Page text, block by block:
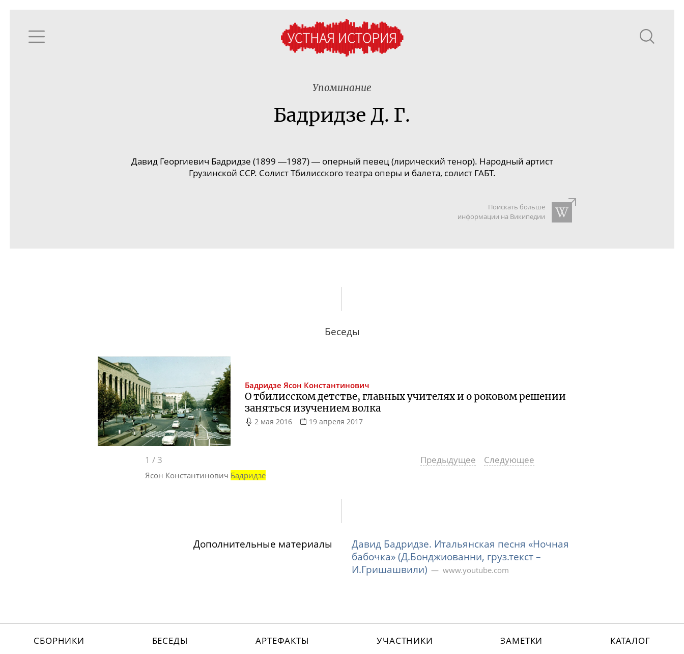
Упоминание
Бадридзе Д. Г.
Давид Георгиевич Бадридзе (1899 ―1987)― оперный певец (лирический тенор). Народный артист
Грузинской ССР. Солист Тбилисского театра оперы и балета, солист ГАБТ.
Поискать больше
информации на Википедии
Беседы
Бадридзе Ясон Константинович
О тбилисском детстве, главных учителях и о роковом решении
заняться изучением волка
2 мая 2016 19 апреля 2017
1 / 3 Предыдущее Следующее
Ясон Константинович Бадридзе
Дополнительные материалы
Давид Бадридзе. Итальянская песня «Ночная
бабочка» (Д.Бонджиованни, груз.текст –
И.Гришашвили)
www.youtube.com
СБОРНИКИ БЕСЕДЫ АРТЕФАКТЫ УЧАСТНИКИ ЗАМЕТКИ КАТАЛОГ